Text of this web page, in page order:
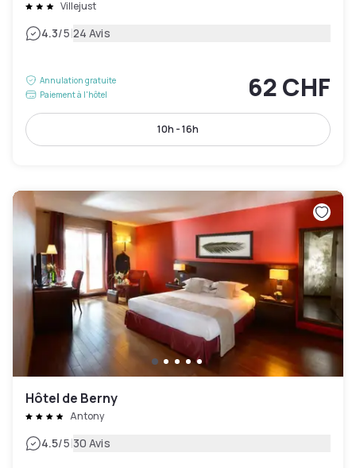
Villejust
4.3/5|24 Avis
Annulation gratuite
Paiement à l'hôtel
62 CHF
10h - 16h
Hôtel de Berny
Antony
4.5/5|30 Avis